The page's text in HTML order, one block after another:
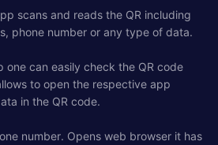
scans and reads the QR including
phone number or any type of data.
one can easily check the QR code
to open the respective app
in the QR code.
number. Opens web browser it has